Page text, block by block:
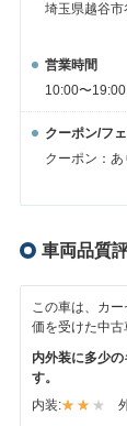
埼玉県越谷
営業時間
10:00〜19:00
クーポン/フ
クーポン：あ
車両品質
この車は、カ
価を受けた中古
内外装に多少
す。
内装: